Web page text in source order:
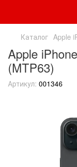
Каталог Apple
Apple
(MTP63)
Артикул: 001346